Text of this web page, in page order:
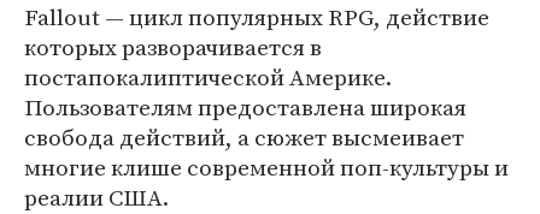
Fallout — цикл популярных RPG, действие
которых разворачивается в
постапокалиптической Америке.
Пользователям предоставлена широкая
свобода действий, а сюжет высмеивает
многие клише современной поп-культуры и
реалии США.